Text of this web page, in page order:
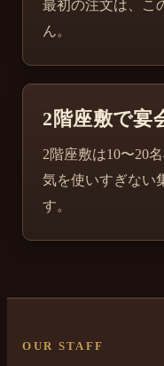
最初の注文は、こ
ん。
2階座敷で宴
2階座敷は10〜20
気を使いすぎない
す。
OUR STAFF